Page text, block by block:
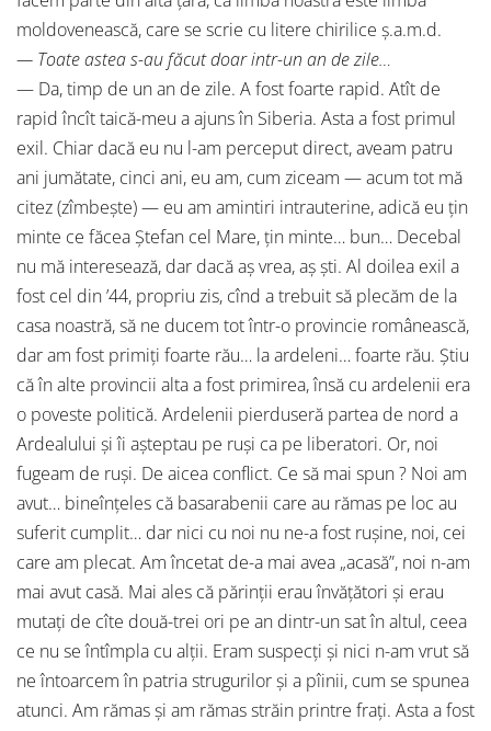
moldovenească, care se scrie cu litere chirilice ş.a.m.d.
— Toate astea s-au făcut doar intr-un an de zile…
— Da, timp de un an de zile. A fost foarte rapid. Atît de
rapid încît taică-meu a ajuns în Siberia. Asta a fost primul
exil. Chiar dacă eu nu l-am perceput direct, aveam patru
ani jumătate, cinci ani, eu am, cum ziceam — acum tot mă
citez (zîmbeşte) — eu am amintiri intrauterine, adică eu ţin
minte ce făcea Ştefan cel Mare, ţin minte… bun… Decebal
nu mă interesează, dar dacă aş vrea, aş şti. Al doilea exil a
fost cel din ’44, propriu zis, cînd a trebuit să plecăm de la
casa noastră, să ne ducem tot într-o provincie românească,
dar am fost primiţi foarte rău… la ardeleni… foarte rău. Ştiu
că în alte provincii alta a fost primirea, însă cu ardelenii era
o poveste politică. Ardelenii pierduseră partea de nord a
Ardealului şi îi aşteptau pe ruşi ca pe liberatori. Or, noi
fugeam de ruşi. De aicea conflict. Ce să mai spun ? Noi am
avut… bineînţeles că basarabenii care au rămas pe loc au
suferit cumplit… dar nici cu noi nu ne-a fost ruşine, noi, cei
care am plecat. Am încetat de-a mai avea „acasă”, noi n-am
mai avut casă. Mai ales că părinţii erau învăţători şi erau
mutaţi de cîte două-trei ori pe an dintr-un sat în altul, ceea
ce nu se întîmpla cu alţii. Eram suspecţi şi nici n-am vrut să
ne întoarcem în patria strugurilor şi a pîinii, cum se spunea
atunci. Am rămas şi am rămas străin printre fraţi. Asta a fost